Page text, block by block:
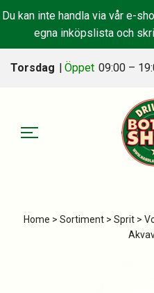
Du kan inte handla via vår e-
egna inköpslista och
Torsdag | Öppet 09:00 –
Home > Sortiment > Sprit >